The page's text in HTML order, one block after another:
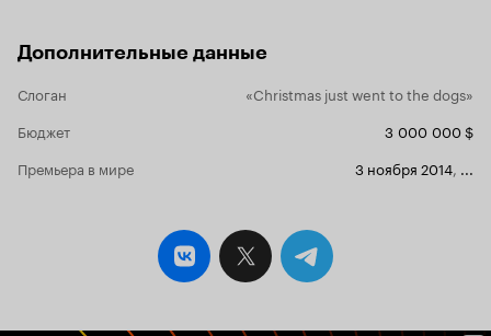
Дополнительные данные
Слоган
«Christmas just went to the dogs»
Бюджет
3 000 000 $
Премьера в мире
3 ноября 2014